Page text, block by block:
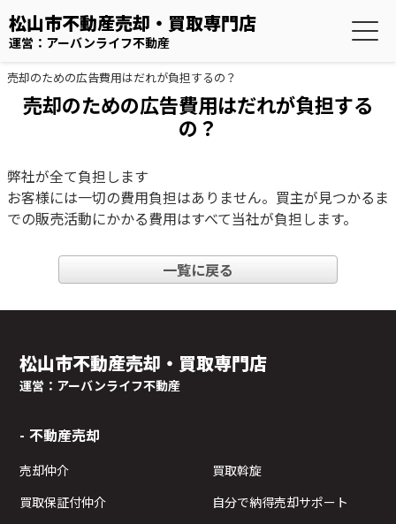
松山市不動産売却・買取専門店
運営：アーバンライフ不動産
売却のための広告費用はだれが負担するの？
売却のための広告費用はだれが負担する
の？
弊社が全て負担します
お客様には一切の費用負担はありません。買主が見つかるま
での販売活動にかかる費用はすべて当社が負担します。
一覧に戻る
松山市不動産売却・買取専門店
運営：アーバンライフ不動産
不動産売却
売却仲介
買取斡旋
買取保証付仲介
自分で納得売却サポート